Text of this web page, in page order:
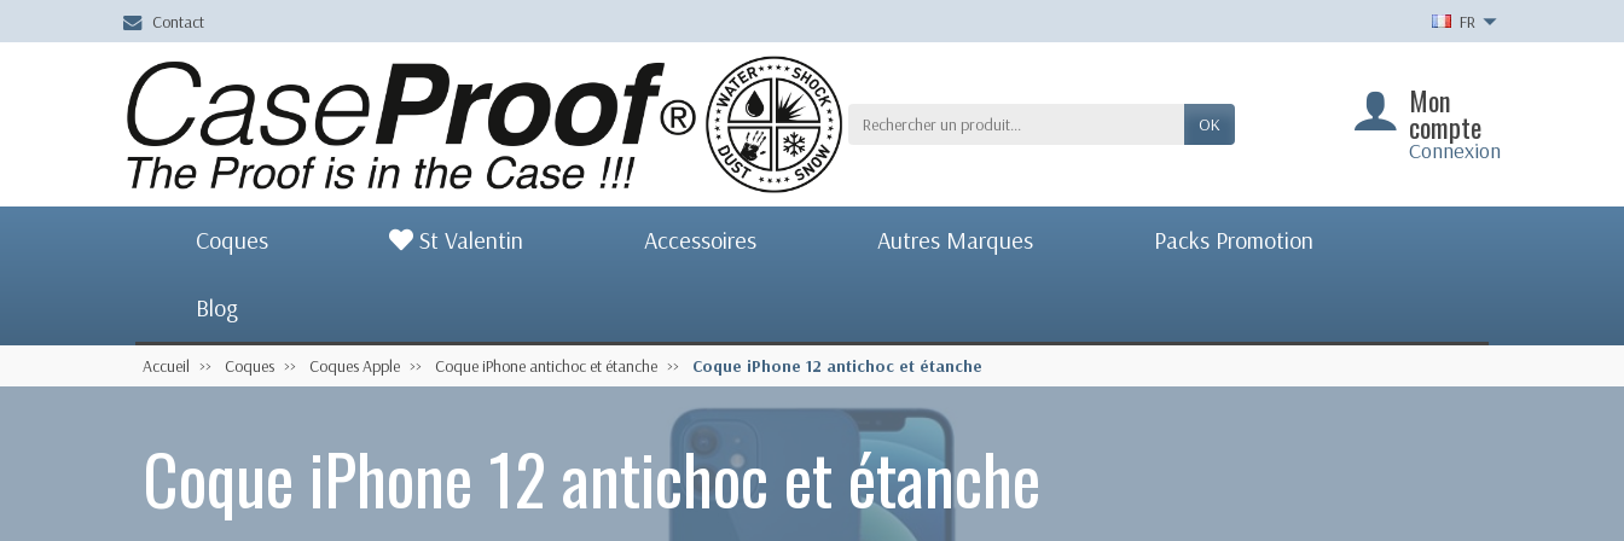
Contact FR
OK
Mon
compte
Connexion
Coques St Valentin Accessoires Autres Marques Packs Promotion
Blog
Accueil Coques Coques Apple Coque iPhone antichoc et étanche Coque iPhone 12 antichoc et étanche
Coque iPhone 12 antichoc et étanche